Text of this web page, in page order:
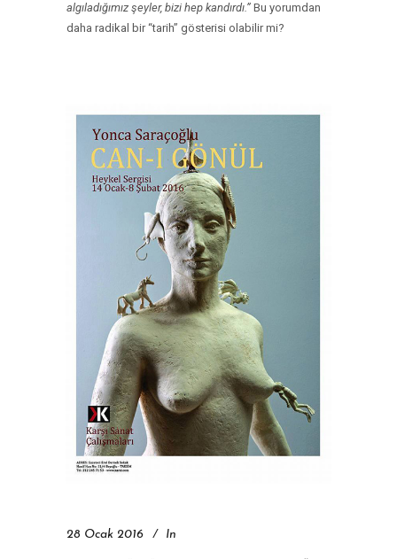
algıladığımız şeyler, bizi hep kandırdı.” Bu yorumdan
daha radikal bir “tarih” gösterisi olabilir mi?
28 Ocak 2016 In